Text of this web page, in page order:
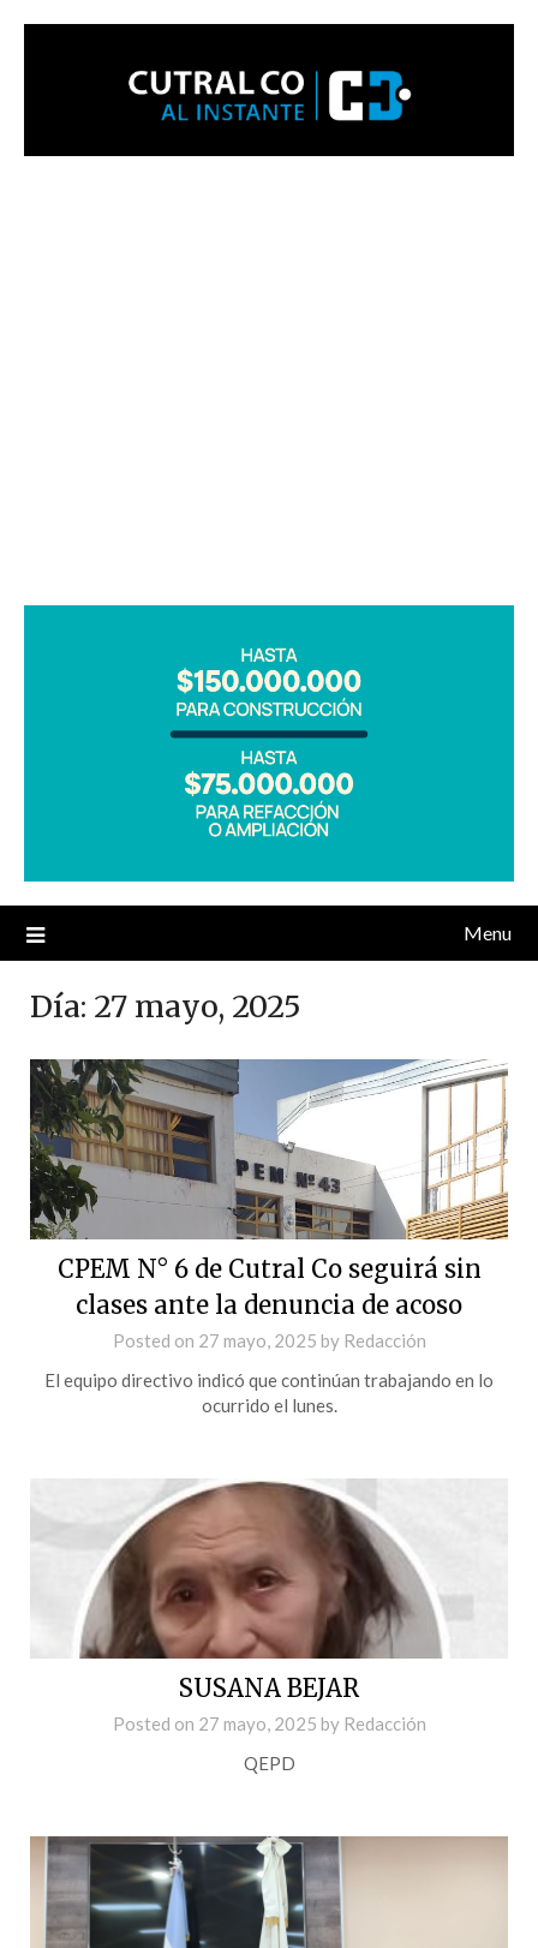
Menu
Día: 27 mayo, 2025
CPEM N° 6 de Cutral Co seguirá sin
clases ante la denuncia de acoso
Posted on 27 mayo, 2025 by Redacción
El equipo directivo indicó que continúan trabajando en lo
ocurrido el lunes.
SUSANA BEJAR
Posted on 27 mayo, 2025 by Redacción
QEPD